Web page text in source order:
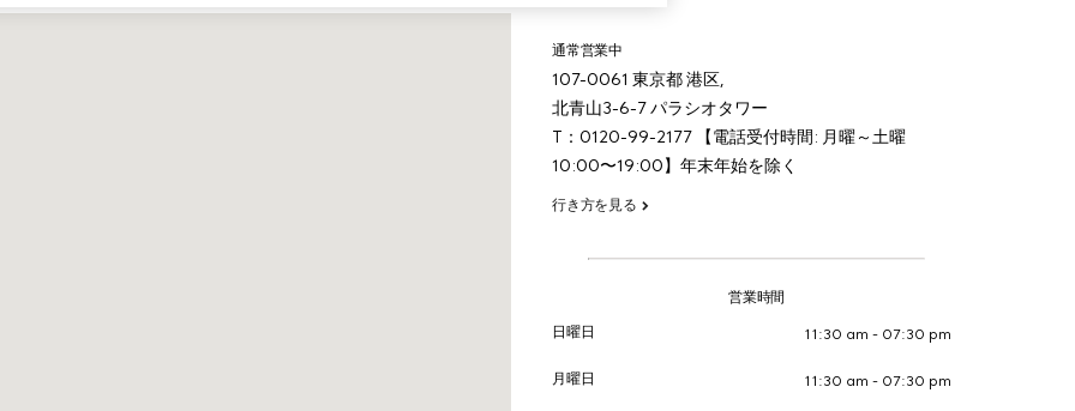
通常営業中
107-0061 東京都港区,
北青山3-6-7 パラシオタワー
T：0120-99-2177 【電話受付時間: 月曜～土曜
10:00〜19:00】年末年始を除く
行き方を見る
営業時間
日曜日 11:30 am - 07:30 pm
月曜日 11:30 am - 07:30 pm